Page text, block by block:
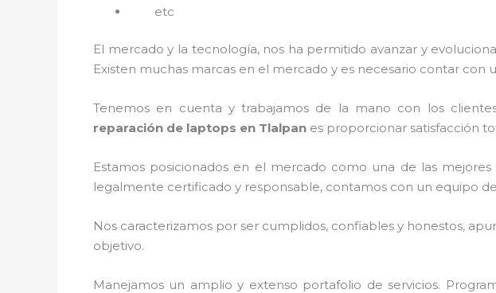
etc
El mercado y la tecnología, nos ha permitido avanzar y
Existen muchas marcas en el mercado y es necesario contar
Tenemos en cuenta y trabajamos de la mano con los
reparación de laptops en Tlalpan es proporcionar satisfacción
Estamos posicionados en el mercado como una de las
legalmente certificado y responsable, contamos con un equipo
Nos caracterizamos por ser cumplidos, confiables y honestos,
objetivo.
Manejamos un amplio y extenso portafolio de servicios.